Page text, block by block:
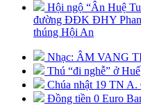
Hội ngộ “Ân Huệ
đường ĐĐK ĐHY
thúng Hội An
Nhạc: ÂM VANG
Thú “đi nghễ” ở Huế
Chúa nhật 19 TN A.
Đồng tiền 0 Euro